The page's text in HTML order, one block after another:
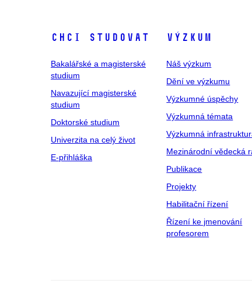
Chci studovat
Bakalářské a magisterské
studium
Navazující magisterské
studium
Doktorské studium
Univerzita na celý život
E-přihláška
Výzkum
Náš výzkum
Dění ve výzkumu
Výzkumné úspěchy
Výzkumná témata
Výzkumná
Mezinárodní vědecká
Publikace
Projekty
Habilitační řízení
Řízení ke jmenování
profesorem